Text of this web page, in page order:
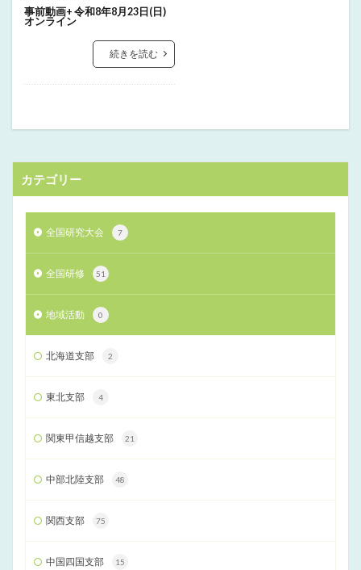
事前動画+ 令和8年8月23日(日)
オンライン
続きを読む
カテゴリー
全国研究大会 7
全国研修 51
地域活動 0
北海道支部 2
東北支部 4
関東甲信越支部 21
中部北陸支部 48
関西支部 75
中国四国支部 15